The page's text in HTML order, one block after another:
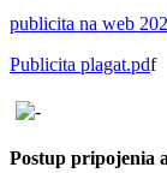
publicita na web
Publicita plagat.pdf
Postup pripojenia